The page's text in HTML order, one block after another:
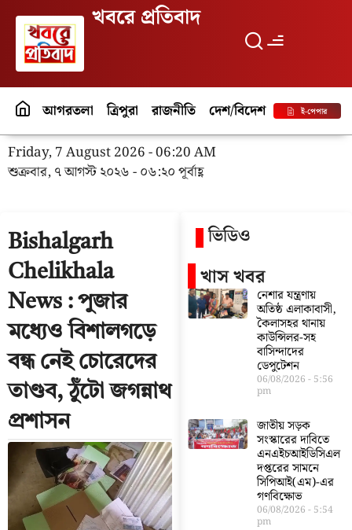
খবরে প্রতিবাদ
আগরতলা ত্রিপুরা রাজনীতি দেশ/বিদেশ পর্যটনই-পেপার
Friday, 7 August 2026 - 06:20 AM
শুক্রবার, ৭ আগস্ট ২০২৬ - ০৬:২০ পূর্বাহ্ণ
Bishalgarh
Chelikhala
News : পুজার
মধ্যেও বিশালগড়ে
বন্ধ নেই চোরেদের
তাণ্ডব, ঠুঁটো জগন্নাথ
প্রশাসন
ভিডিও
খাস খবর
নেশার যন্ত্রণায়
অতিষ্ঠ এলাকাবাসী,
কৈলাসহর থানায়
কাউন্সিলর-সহ
বাসিন্দাদের
ডেপুটেশন
06/08/2026 5:56
pm
জাতীয় সড়ক
সংস্কারের দাবিতে
এনএইচআইডিসিএল
দপ্তরের সামনে
সিপিআই(এম)-এর
গণবিক্ষোভ
06/08/2026 5:54
pm